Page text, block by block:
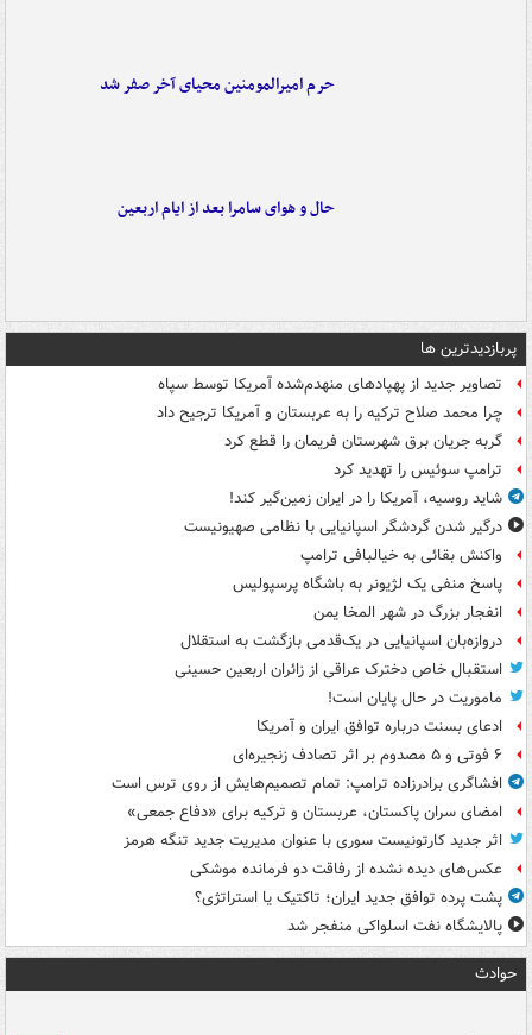
حرم امیرالمومنین محیای آخر صفر شد
حال و هوای سامرا بعد از ایام اربعین
پربازدیدترین ها
تصاویر جدید از پهپادهای منهدم‌شده آمریکا توسط سپاه
چرا محمد صلاح ترکیه را به عربستان و آمریکا ترجیح داد
گربه جریان برق شهرستان فریمان را قطع کرد
ترامپ سوئیس را تهدید کرد
شاید روسیه، آمریکا را در ایران زمین‌گیر کند!
درگیر شدن گردشگر اسپانیایی با نظامی صهیونیست
واکنش بقائی به خیالبافی ترامپ
پاسخ منفی یک لژیونر به باشگاه پرسپولیس
انفجار بزرگ در شهر المخا یمن
دروازه‌بان اسپانیایی در یک‌قدمی بازگشت به استقلال
استقبال خاص دخترک عراقی از زائران اربعین حسینی
ماموریت در حال پایان است!
ادعای بسنت درباره توافق ایران و آمریکا
۶ فوتی و ۵ مصدوم بر اثر تصادف زنجیره‌ای
افشاگری برادرزاده ترامپ: تمام تصمیم‌هایش از روی ترس است
امضای سران پاکستان، عربستان و ترکیه برای «دفاع جمعی»
اثر جدید کارتونیست سوری با عنوان مدیریت جدید تنگه هرمز
عکس‌های دیده نشده از رفاقت دو فرمانده‌ موشکی
پشت پرده توافق جدید ایران؛ تاکتیک یا استراتژی؟
پالایشگاه نفت اسلواکی منفجر شد
حوادث